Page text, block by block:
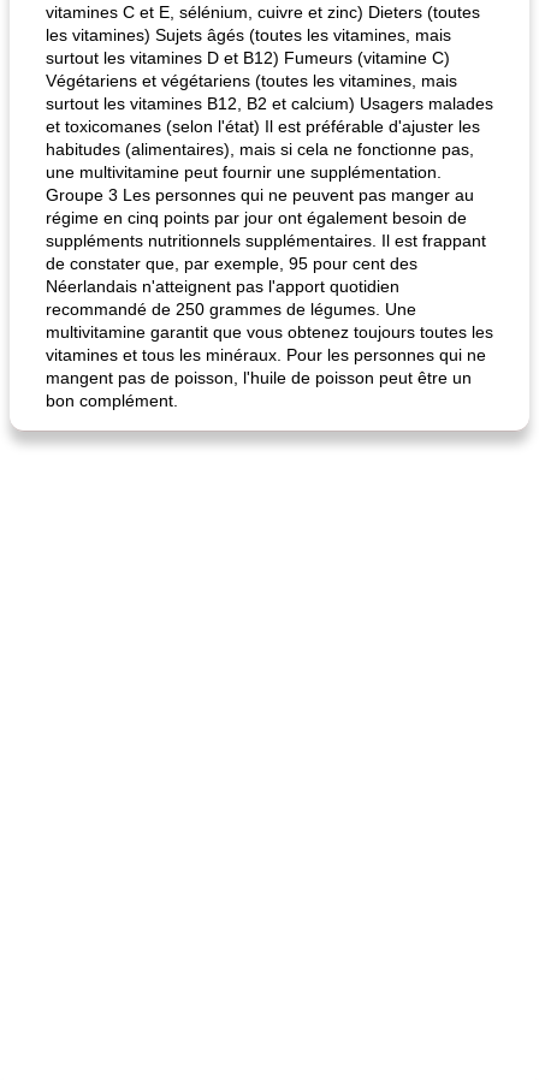
vitamines C et E, sélénium, cuivre et zinc) Dieters (toutes
les vitamines) Sujets âgés (toutes les vitamines, mais
surtout les vitamines D et B12) Fumeurs (vitamine C)
Végétariens et végétariens (toutes les vitamines, mais
surtout les vitamines B12, B2 et calcium) Usagers malades
et toxicomanes (selon l'état) Il est préférable d'ajuster les
habitudes (alimentaires), mais si cela ne fonctionne pas,
une multivitamine peut fournir une supplémentation.
Groupe 3 Les personnes qui ne peuvent pas manger au
régime en cinq points par jour ont également besoin de
suppléments nutritionnels supplémentaires. Il est frappant
de constater que, par exemple, 95 pour cent des
Néerlandais n'atteignent pas l'apport quotidien
recommandé de 250 grammes de légumes. Une
multivitamine garantit que vous obtenez toujours toutes les
vitamines et tous les minéraux. Pour les personnes qui ne
mangent pas de poisson, l'huile de poisson peut être un
bon complément.